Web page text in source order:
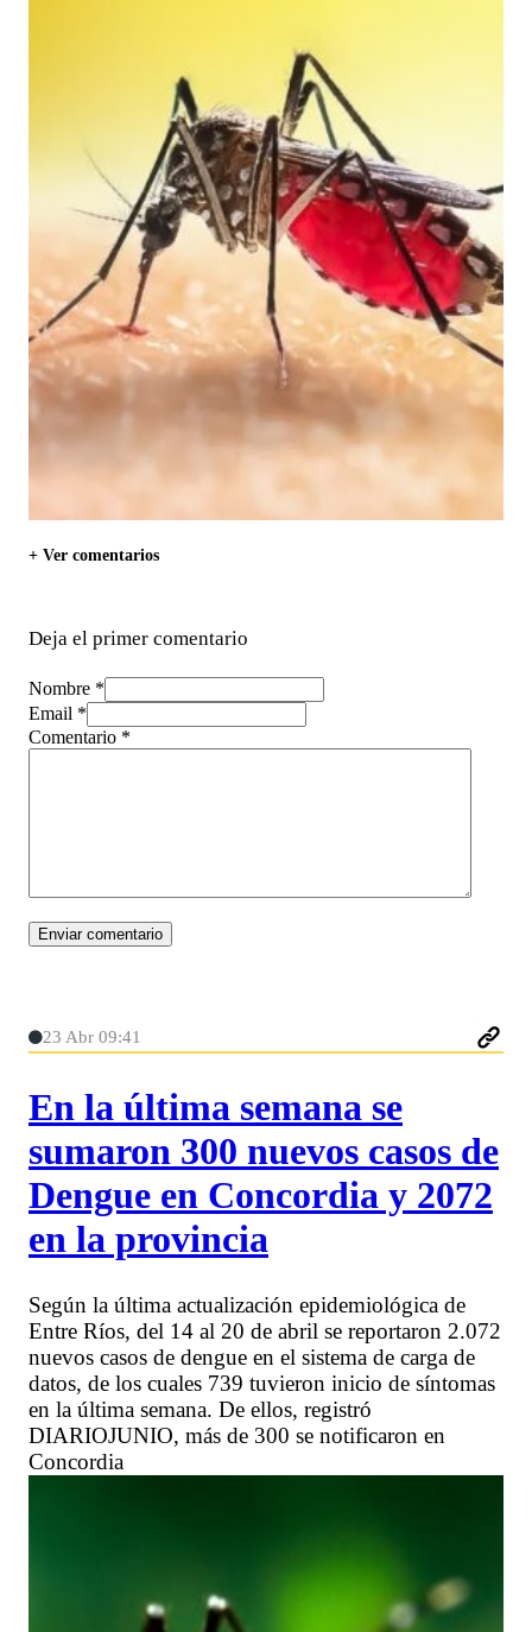
+ Ver comentarios
Deja el primer comentario
Nombre *
Email *
Comentario *
23 Abr 09:41
En la última semana se
sumaron 300 nuevos casos de
Dengue en Concordia y 2072
en la provincia
Según la última actualización epidemiológica de
Entre Ríos, del 14 al 20 de abril se reportaron 2.072
nuevos casos de dengue en el sistema de carga de
datos, de los cuales 739 tuvieron inicio de síntomas
en la última semana. De ellos, registró
DIARIOJUNIO, más de 300 se notificaron en
Concordia